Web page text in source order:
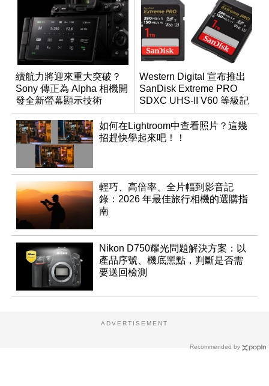
續航力將迎來重大突破？
Sony 傳正為 Alpha 相機開
發全新螢幕顯示技術
Western Digital 宣布推出
SanDisk Extreme PRO
SDXC UHS-II V60 等級記
憶卡
如何在Lightroom中查看照片？這幾
招趕快學起來吧！！
輕巧、高倍率、全片幅到影音記
錄：2026 年最佳旅行相機的選購指
南
Nikon D750耀光問題解決方案：以
產品序號、機底黑點，判斷是否需
要送回檢測
Recommended by
ADVERTISEMENT